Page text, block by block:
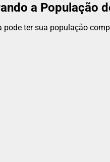
a População
pode ter sua população